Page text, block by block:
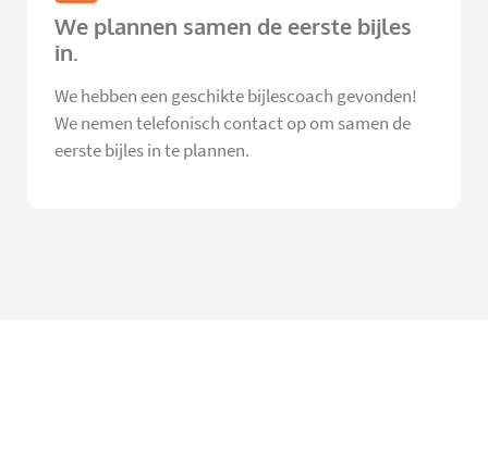
We plannen samen de eerste bijles
in.
We hebben een geschikte bijlescoach gevonden!
We nemen telefonisch contact op om samen de
eerste bijles in te plannen.